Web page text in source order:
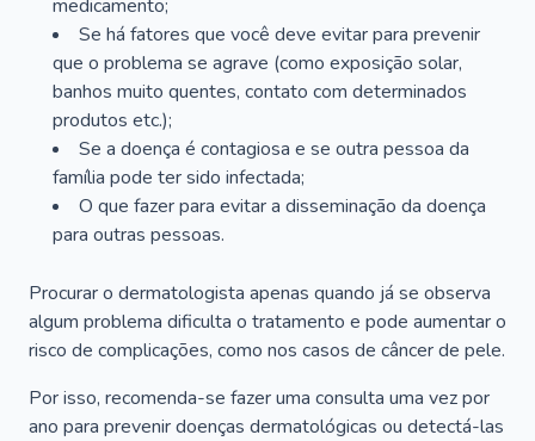
medicamento;
Se há fatores que você deve evitar para prevenir
que o problema se agrave (como exposição solar,
banhos muito quentes, contato com determinados
produtos etc.);
Se a doença é contagiosa e se outra pessoa da
família pode ter sido infectada;
O que fazer para evitar a disseminação da doença
para outras pessoas.
Procurar o dermatologista apenas quando já se observa
algum problema dificulta o tratamento e pode aumentar o
risco de complicações, como nos casos de câncer de pele.
Por isso, recomenda-se fazer uma consulta uma vez por
ano para prevenir doenças dermatológicas ou detectá-las